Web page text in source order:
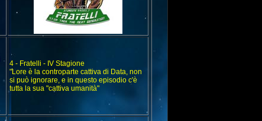
4 - Fratelli - IV Stagione
"Lore è la controparte cattiva di Data, non
si può ignorare, e in questo episodio c'è
tutta la sua "cattiva umanità"